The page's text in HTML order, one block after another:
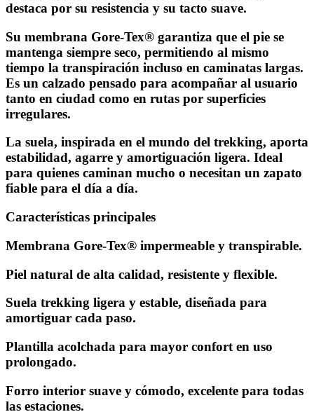
destaca por su resistencia y su tacto suave.
Su membrana Gore-Tex® garantiza que el pie se
mantenga siempre seco, permitiendo al mismo
tiempo la transpiración incluso en caminatas largas.
Es un calzado pensado para acompañar al usuario
tanto en ciudad como en rutas por superficies
irregulares.
La suela, inspirada en el mundo del trekking, aporta
estabilidad, agarre y amortiguación ligera. Ideal
para quienes caminan mucho o necesitan un zapato
fiable para el día a día.
Características principales
Membrana Gore-Tex® impermeable y transpirable.
Piel natural de alta calidad, resistente y flexible.
Suela trekking ligera y estable, diseñada para
amortiguar cada paso.
Plantilla acolchada para mayor confort en uso
prolongado.
Forro interior suave y cómodo, excelente para todas
las estaciones.